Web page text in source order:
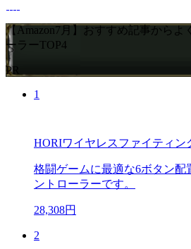
【Amazon7月】おすすめ記事からよ
ーラーTOP4
PR
1
HORIワイヤレスファイティン
格闘ゲームに最適な6ボタン配
ントローラーです。
28,308円
2